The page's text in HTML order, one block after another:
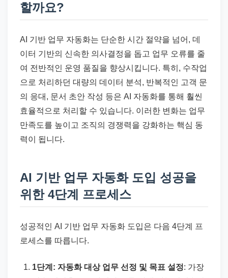
할까요?
AI 기반 업무 자동화는 단순한 시간 절약을 넘어, 데
이터 기반의 신속한 의사결정을 돕고 업무 오류를 줄
여 전반적인 운영 품질을 향상시킵니다. 특히, 수작업
으로 처리하던 대량의 데이터 분석, 반복적인 고객 문
의 응대, 문서 초안 작성 등은 AI 자동화를 통해 훨씬
효율적으로 처리할 수 있습니다. 이러한 변화는 업무
만족도를 높이고 조직의 경쟁력을 강화하는 핵심 동
력이 됩니다.
AI 기반 업무 자동화 도입 성공을
위한 4단계 프로세스
성공적인 AI 기반 업무 자동화 도입은 다음 4단계 프
로세스를 따릅니다.
1단계: 자동화 대상 업무 선정 및 목표 설정: 가장